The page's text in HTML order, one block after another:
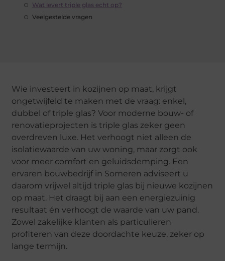
Wat levert triple glas echt op?
Veelgestelde vragen
Wie investeert in kozijnen op maat, krijgt
ongetwijfeld te maken met de vraag: enkel,
dubbel of triple glas? Voor moderne bouw- of
renovatieprojecten is triple glas zeker geen
overdreven luxe. Het verhoogt niet alleen de
isolatiewaarde van uw woning, maar zorgt ook
voor meer comfort en geluidsdemping. Een
ervaren bouwbedrijf in Someren adviseert u
daarom vrijwel altijd triple glas bij nieuwe kozijnen
op maat. Het draagt bij aan een energiezuinig
resultaat én verhoogt de waarde van uw pand.
Zowel zakelijke klanten als particulieren
profiteren van deze doordachte keuze, zeker op
lange termijn.